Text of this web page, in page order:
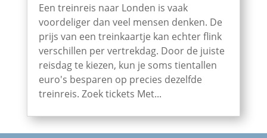
Een treinreis naar Londen is vaak
voordeliger dan veel mensen denken. De
prijs van een treinkaartje kan echter flink
verschillen per vertrekdag. Door de juiste
reisdag te kiezen, kun je soms tientallen
euro's besparen op precies dezelfde
treinreis. Zoek tickets Met...